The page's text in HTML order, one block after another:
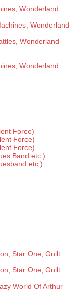
Wonderland
Wonderland
Wonderland
Wonderland
Force)
Force)
Force)
Band etc.)
etc.)
Star One, Guilt
Star One, Guilt
World Of Arthur